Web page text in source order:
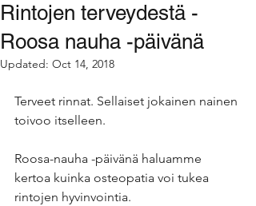
Rintojen terveydestä -
Roosa nauha -päivänä
Updated: Oct 14, 2018
Terveet rinnat. Sellaiset jokainen nainen
toivoo itselleen.
Roosa-nauha -päivänä haluamme
kertoa kuinka osteopatia voi tukea
rintojen hyvinvointia.